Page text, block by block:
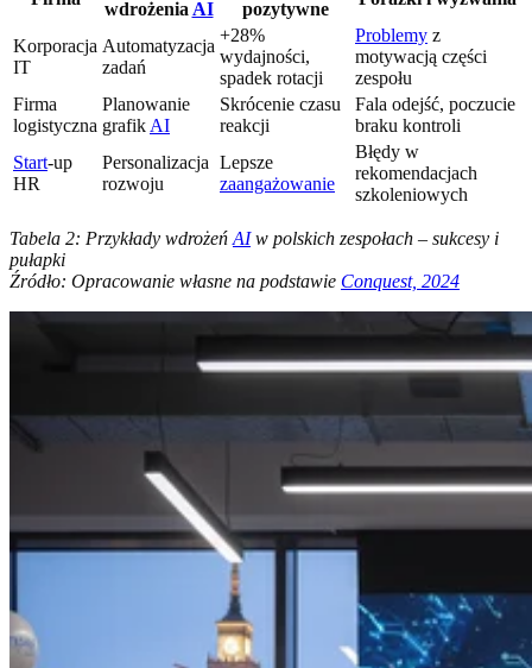
wdrożenia AI pozytywne
Korporacja
IT
Automatyzacja
zadań
+28%
wydajności,
spadek rotacji
Problemy z
motywacją części
zespołu
Firma
logistyczna
Planowanie
grafik AI
Skrócenie czasu
reakcji
Fala odejść, poczucie
braku kontroli
Start-up
HR
Personalizacja
rozwoju
Lepsze
zaangażowanie
Błędy w
rekomendacjach
szkoleniowych
Tabela 2: Przykłady wdrożeń AIw polskich zespołach – sukcesy i
pułapki
Źródło: Opracowanie własne na podstawie Conquest, 2024